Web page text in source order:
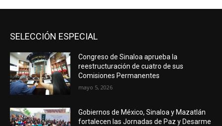
SELECCIÓN ESPECIAL
Congreso de Sinaloa aprueba la
reestructuración de cuatro de sus
Comisiones Permanentes
mayo 5, 2026
Gobiernos de México, Sinaloa y Mazatlán
fortalecen las Jornadas de Paz y Desarme